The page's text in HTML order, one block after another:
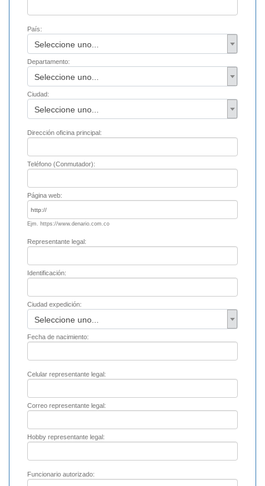
País:
Seleccione uno...
Departamento:
Seleccione uno...
Ciudad:
Seleccione uno...
Dirección oficina principal:
Teléfono (Conmutador):
Página web:
Ejm. https://www.denario.com.co
Representante legal:
Identificación:
Ciudad expedición:
Seleccione uno...
Fecha de nacimiento:
Celular representante legal:
Correo representante legal:
Hobby representante legal:
Funcionario autorizado: